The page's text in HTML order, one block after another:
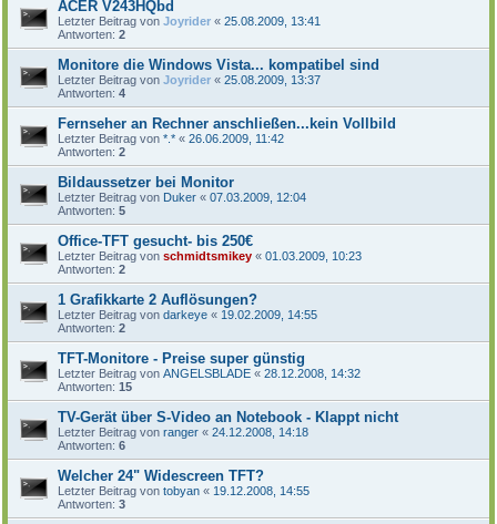
ACER V243HQbd
Letzter Beitrag von Joyrider « 25.08.2009, 13:41
Antworten: 2
Monitore die Windows Vista... kompatibel sind
Letzter Beitrag von Joyrider « 25.08.2009, 13:37
Antworten: 4
Fernseher an Rechner anschließen...kein Vollbild
Letzter Beitrag von *.* « 26.06.2009, 11:42
Antworten: 2
Bildaussetzer bei Monitor
Letzter Beitrag von Duker « 07.03.2009, 12:04
Antworten: 5
Office-TFT gesucht- bis 250€
Letzter Beitrag von schmidtsmikey « 01.03.2009, 10:23
Antworten: 2
1 Grafikkarte 2 Auflösungen?
Letzter Beitrag von darkeye « 19.02.2009, 14:55
Antworten: 2
TFT-Monitore - Preise super günstig
Letzter Beitrag von ANGELSBLADE « 28.12.2008, 14:32
Antworten: 15
TV-Gerät über S-Video an Notebook - Klappt nicht
Letzter Beitrag von ranger « 24.12.2008, 14:18
Antworten: 6
Welcher 24" Widescreen TFT?
Letzter Beitrag von tobyan « 19.12.2008, 14:55
Antworten: 3